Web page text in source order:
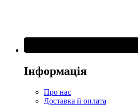
Інформація
Про нас
Доставка й оплата